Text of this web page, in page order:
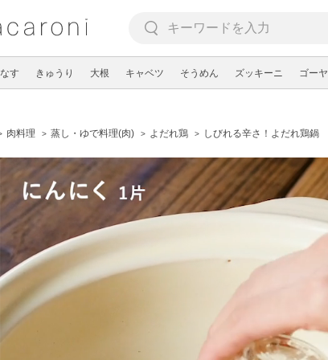
なす きゅうり 大根 キャベツ そうめん ズッキーニ ゴーヤ
肉料理 蒸し・ゆで料理(肉) よだれ鶏 しびれる辛さ！よだれ鶏鍋